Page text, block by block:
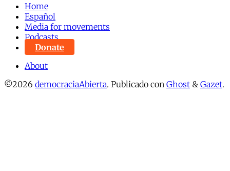
Home
Español
Media for movements
Podcasts
Donate
About
©2026 democraciaAbierta. Publicado con Ghost & Gazet.